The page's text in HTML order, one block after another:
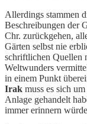
Allerdings stammen
Beschreibungen der
Chr. zurückgehen,
Gärten selbst nie
schriftlichen Quellen
Weltwunders
in einem Punkt
Irak muss es sich
Anlage gehandelt
immer erinnern